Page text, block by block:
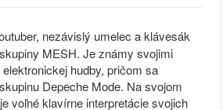
nezávislý umelec a klávesák
MESH. Je známy svojimi
hudby, pričom sa
Depeche Mode. Na svojom
voľné klavírne interpretácie svojich